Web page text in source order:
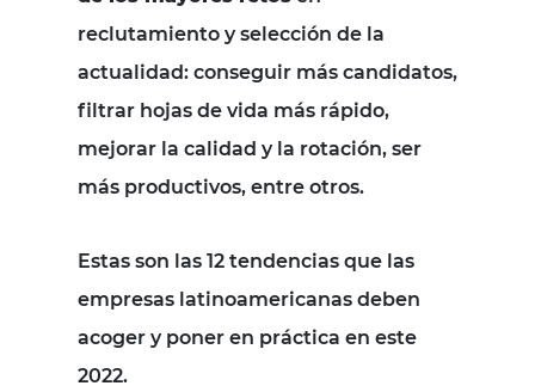
reclutamiento y selección de la
actualidad: conseguir más candidatos,
filtrar hojas de vida más rápido,
mejorar la calidad y la rotación, ser
más productivos, entre otros.
Estas son las 12 tendencias que las
empresas latinoamericanas deben
acoger y poner en práctica en este
2022.